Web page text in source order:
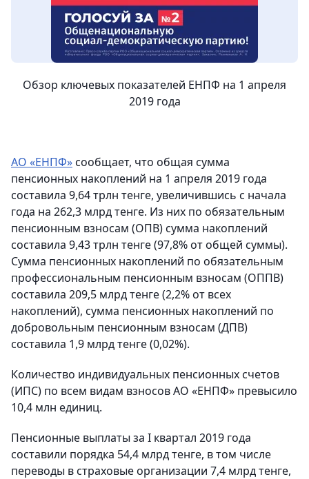
Обзор ключевых показателей ЕНПФ на 1 апреля
2019 года
АО «ЕНПФ»сообщает, что общая сумма
пенсионных накоплений на 1 апреля 2019 года
составила 9,64 трлн тенге, увеличившись с начала
года на 262,3 млрд тенге. Из них по обязательным
пенсионным взносам (ОПВ) сумма накоплений
составила 9,43 трлн тенге (97,8% от общей суммы).
Сумма пенсионных накоплений по обязательным
профессиональным пенсионным взносам (ОППВ)
составила 209,5 млрд тенге (2,2% от всех
накоплений), сумма пенсионных накоплений по
добровольным пенсионным взносам (ДПВ)
составила 1,9 млрд тенге (0,02%).
Количество индивидуальных пенсионных счетов
(ИПС) по всем видам взносов АО «ЕНПФ» превысило
10,4 млн единиц.
Пенсионные выплаты за І квартал 2019 года
составили порядка 54,4 млрд тенге, в том числе
переводы в страховые организации 7,4 млрд тенге,